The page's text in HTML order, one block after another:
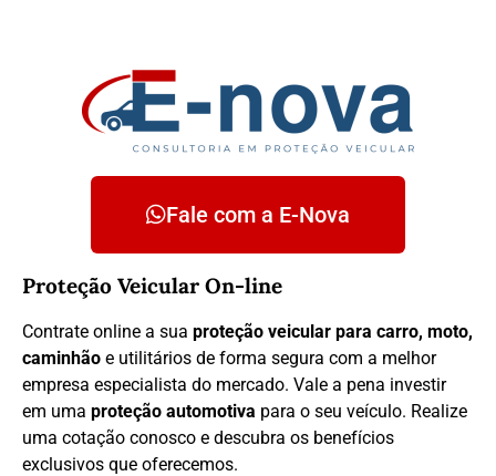
Fale com a E-Nova
Proteção Veicular On-line
Contrate online a sua proteção veicular para carro, moto,
caminhão e utilitários de forma segura com a melhor
empresa especialista do mercado. Vale a pena investir
em uma proteção automotiva para o seu veículo. Realize
uma cotação conosco e descubra os benefícios
exclusivos que oferecemos.